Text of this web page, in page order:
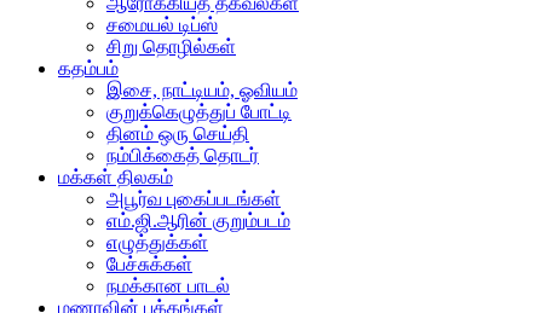
சமையல் டிப்ஸ்
சிறு தொழில்கள்
கதம்பம்
இசை, நாட்டியம், ஓவியம்
குறுக்கெழுத்துப் போட்டி
தினம் ஒரு செய்தி
நம்பிக்கைத் தொடர்
மக்கள் திலகம்
அபூர்வ புகைப்படங்கள்
எம்.ஜி.ஆரின் குறும்படம்
எழுத்துக்கள்
பேச்சுக்கள்
நமக்கான பாடல்
மணாவின் பக்கங்கள்